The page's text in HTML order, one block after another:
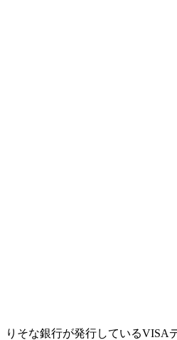
りそな銀行が発行しているVISA